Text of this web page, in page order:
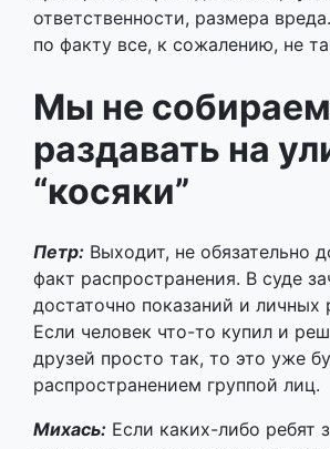
“косяки”
Петр:Выходит, не обязательно
факт распространения. В суде
достаточно показаний и личных
Если человек что-то купил и
распространением группой лиц.
Михась:Если каких-либо ребят
этом они покупали все вместе,
этом не было сказано, то их не
никто не станет разбираться.
была цель – медицинская, или